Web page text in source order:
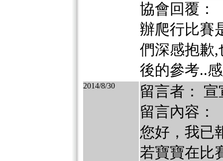
協會回覆：
辦爬行比賽
們深感抱歉
後的參考..
2014/8/30
留言者： 宣
留言內容：
您好，我已
若寶寶在比